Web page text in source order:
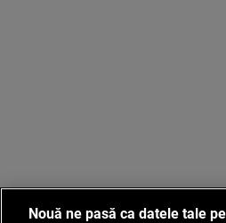
Nouă ne pasă ca datele tale